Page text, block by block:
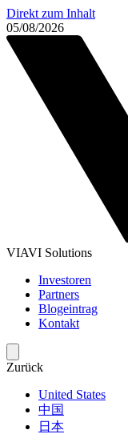
Direkt zum Inhalt
05/08/2026
VIAVI Solutions
Investoren
Partners
Blogeintrag
Kontakt
Zurück
United States
中国
日本